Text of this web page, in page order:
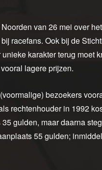
van 26 mei over
racefans. Ook bij de
karakter terug moet
lagere prijzen.
bezoekers
rechtenhouder in 1992
gulden, maar daarna
55 gulden;